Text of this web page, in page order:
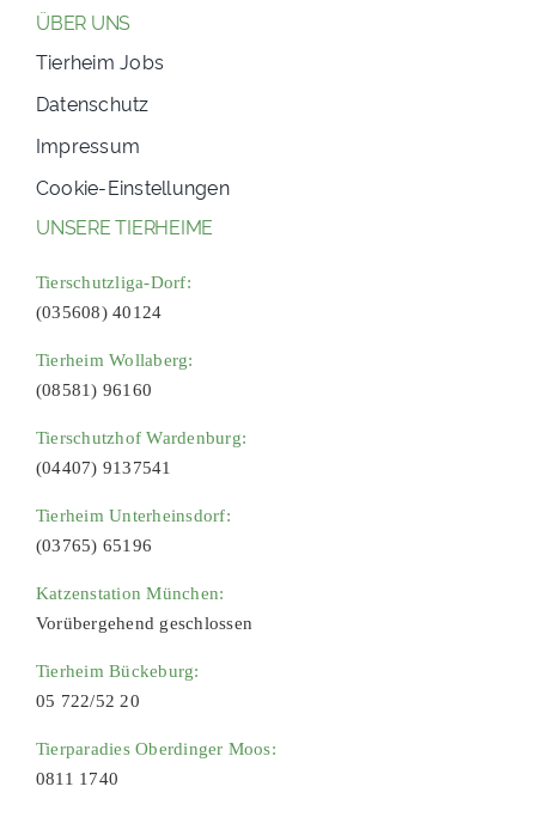
ÜBER UNS
Tierheim Jobs
Datenschutz
Impressum
Cookie-Einstellungen
UNSERE TIERHEIME
Tierschutzliga-Dorf:
(035608) 40124
Tierheim Wollaberg:
(08581) 96160
Tierschutzhof Wardenburg:
(04407) 9137541
Tierheim Unterheinsdorf:
(03765) 65196
Katzenstation München:
Vorübergehend geschlossen
Tierheim Bückeburg:
05 722/52 20
Tierparadies Oberdinger Moos:
0811 1740